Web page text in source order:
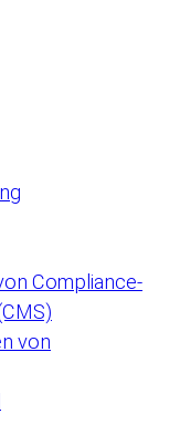
Compliance-
von